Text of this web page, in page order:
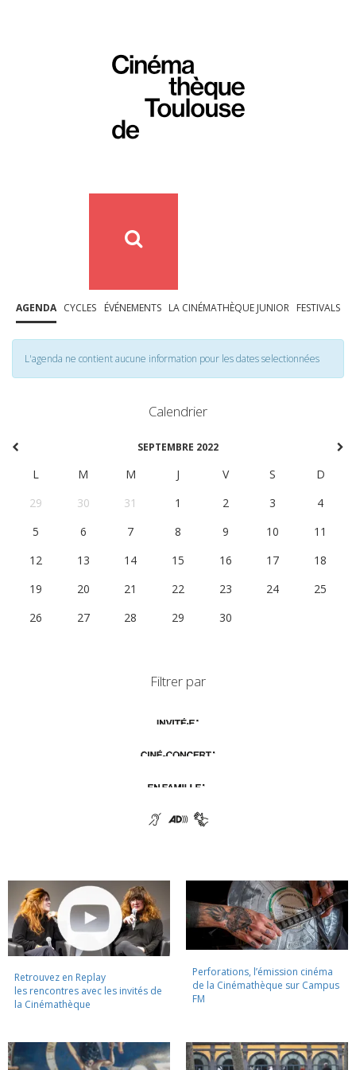
AGENDA CYCLES ÉVÉNEMENTS LA CINÉMATHÈQUE JUNIOR FESTIVALS
L'agenda ne contient aucune information pour les dates selectionnées
Calendrier
SEPTEMBRE 2022
L M M J V S
D
29
30 31 1 2 3
4
5
6 7 8 9 10
11
12
13 14 15 16 17
18
19
20 21 22 23 24
25
26
27 28 29 30
Filtrer par
Retrouvez en Replay
les rencontres avec les invités de
la Cinémathèque
Perforations, l’émission cinéma
de la Cinémathèque sur Campus
FM